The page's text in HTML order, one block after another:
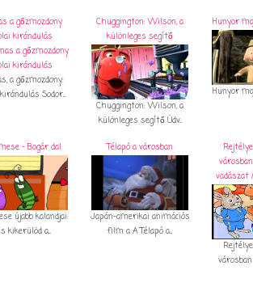
a gőzmozdony
kirándulás
a gőzmozdony:
Sodor...
Chuggington: Wilson, a
különleges segítő
Chuggington: Wilson, a
különleges segítő Üdv...
Hunyor
Hunyor
- Bogár dal
újabb kalandjai:
kikerülöd a...
Télapó a városban
Japán–amerikai animációs
film a A Télapó a...
vadászat